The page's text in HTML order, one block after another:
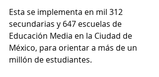
Esta se implementa en mil 312
secundarias y 647 escuelas de
Educación Media en la Ciudad de
México, para orientar a más de un
millón de estudiantes.